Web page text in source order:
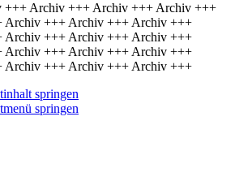
Archiv +++ Archiv +++ Archiv +++
Archiv +++ Archiv +++ Archiv +++
Archiv +++ Archiv +++ Archiv +++
Archiv +++ Archiv +++ Archiv +++
Archiv +++ Archiv +++ Archiv +++
springen
springen